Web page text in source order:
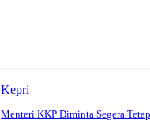
Kepri
Menteri KKP Diminta Segera